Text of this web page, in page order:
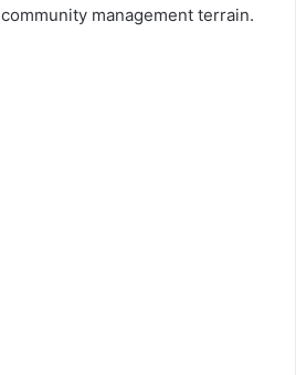
management terrain.